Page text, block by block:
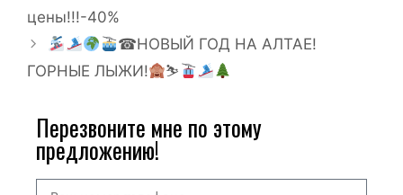
цены!!!-40%
☎НОВЫЙ ГОД НА АЛТАЕ!
ГОРНЫЕ ЛЫЖИ!
⛷
Перезвоните мне по этому
предложению!